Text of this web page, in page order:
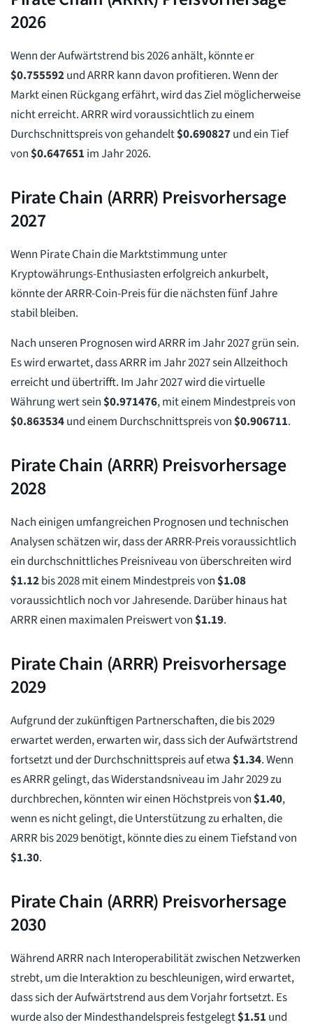
2026
Wenn der Aufwärtstrend bis 2026 anhält, könnte er
$0.755592und ARRR kann davon profitieren. Wenn der
Markt einen Rückgang erfährt, wird das Ziel möglicherweise
nicht erreicht. ARRR wird voraussichtlich zu einem
Durchschnittspreis von gehandelt$0.690827und ein Tief
von$0.647651 im Jahr 2026.
Pirate Chain (ARRR) Preisvorhersage
2027
Wenn Pirate Chain die Marktstimmung unter
Kryptowährungs-Enthusiasten erfolgreich ankurbelt,
könnte der ARRR-Coin-Preis für die nächsten fünf Jahre
stabil bleiben.
Nach unseren Prognosen wird ARRR im Jahr 2027 grün sein.
Es wird erwartet, dass ARRR im Jahr 2027 sein Allzeithoch
erreicht und übertrifft. Im Jahr 2027 wird die virtuelle
Währung wert sein$0.971476, mit einem Mindestpreis von
$0.863534und einem Durchschnittspreis von$0.906711.
Pirate Chain (ARRR) Preisvorhersage
2028
Nach einigen umfangreichen Prognosen und technischen
Analysen schätzen wir, dass der ARRR-Preis voraussichtlich
ein durchschnittliches Preisniveau von überschreiten wird
$1.12bis 2028 mit einem Mindestpreis von$1.08
voraussichtlich noch vor Jahresende. Darüber hinaus hat
ARRR einen maximalen Preiswert von$1.19.
Pirate Chain (ARRR) Preisvorhersage
2029
Aufgrund der zukünftigen Partnerschaften, die bis 2029
erwartet werden, erwarten wir, dass sich der Aufwärtstrend
fortsetzt und der Durchschnittspreis auf etwa$1.34. Wenn
es ARRR gelingt, das Widerstandsniveau im Jahr 2029 zu
durchbrechen, könnten wir einen Höchstpreis von$1.40,
wenn es nicht gelingt, die Unterstützung zu erhalten, die
ARRR bis 2029 benötigt, könnte dies zu einem Tiefstand von
$1.30.
Pirate Chain (ARRR) Preisvorhersage
2030
Während ARRR nach Interoperabilität zwischen Netzwerken
strebt, um die Interaktion zu beschleunigen, wird erwartet,
dass sich der Aufwärtstrend aus dem Vorjahr fortsetzt. Es
wurde also der Mindesthandelspreis festgelegt$1.51 und